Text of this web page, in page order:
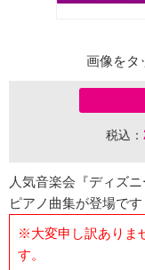
画像をタ
税込：
人気音楽会『ディズ
ピアノ曲集が登場です
※大変申し訳ありま
す。